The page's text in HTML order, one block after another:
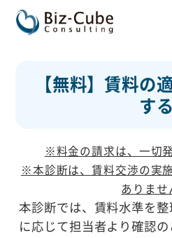
【無料】賃料の
する
※料金の請求は、一切
※本診断は、賃料交渉の実
ありませ
本診断では、賃料水準を
に応じて担当者より確認